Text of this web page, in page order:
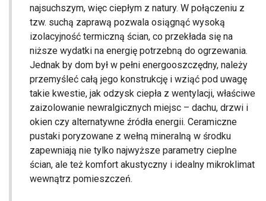
najsuchszym, więc ciepłym z natury. W połączeniu z
tzw. suchą zaprawą pozwala osiągnąć wysoką
izolacyjność termiczną ścian, co przekłada się na
niższe wydatki na energię potrzebną do ogrzewania.
Jednak by dom był w pełni energooszczędny, należy
przemyśleć całą jego konstrukcję i wziąć pod uwagę
takie kwestie, jak odzysk ciepła z wentylacji, właściwe
zaizolowanie newralgicznych miejsc – dachu, drzwi i
okien czy alternatywne źródła energii. Ceramiczne
pustaki poryzowane z wełną mineralną w środku
zapewniają nie tylko najwyższe parametry cieplne
ścian, ale też komfort akustyczny i idealny mikroklimat
wewnątrz pomieszczeń.